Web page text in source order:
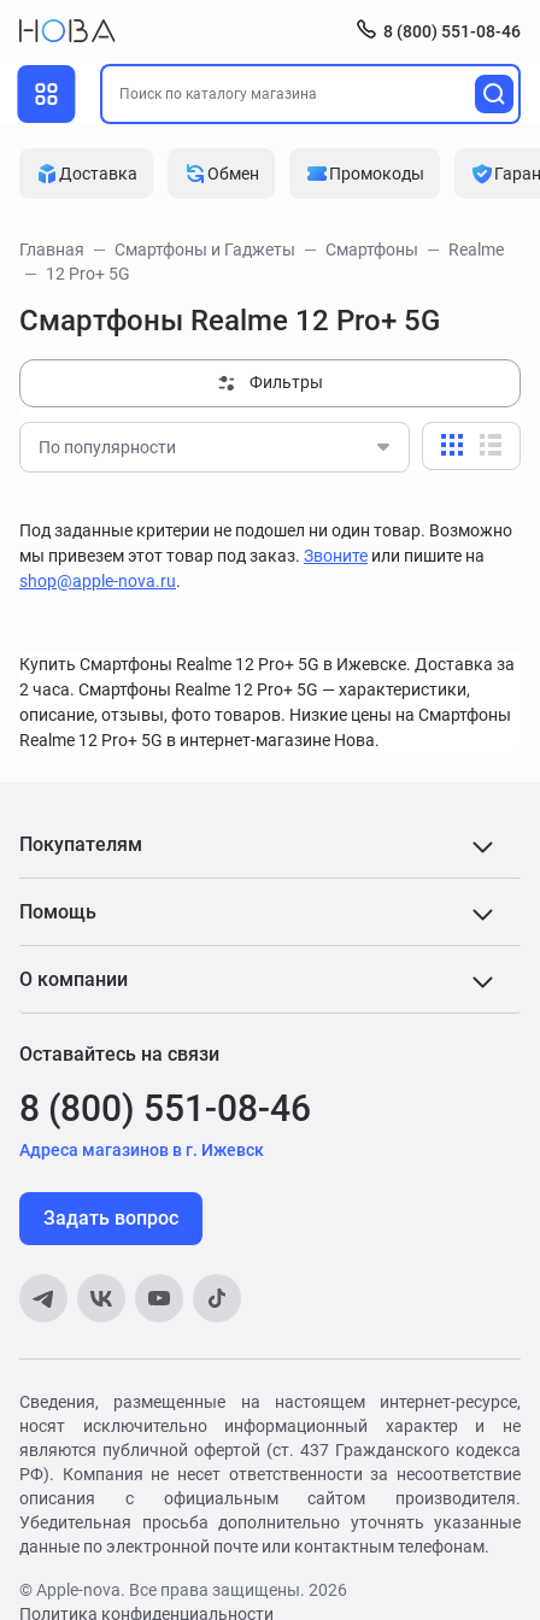
8 (800) 551-08-46
Доставка Обмен Промокоды
Главная Смартфоны и Гаджеты Смартфоны
Realme
12 Pro+ 5G
Смартфоны Realme 12 Pro+ 5G
Фильтры
По популярности
Под заданные критерии не подошел ни один товар. Возможно
мы привезем этот товар под заказ. Звоните или пишите на
shop@apple-nova.ru.
Купить Смартфоны Realme 12 Pro+ 5G в Ижевске. Доставка за
2 часа. Смартфоны Realme 12 Pro+ 5G — характеристики,
описание, отзывы, фото товаров. Низкие цены на Смартфоны
Realme 12 Pro+ 5G в интернет-магазине Нова.
Покупателям
Помощь
О компании
Оставайтесь на связи
8 (800) 551-08-46
Адреса магазинов в г. Ижевск
Задать вопрос
Сведения, размещенные на настоящем интернет-ресурсе,
носят исключительно информационный характер и не
являются публичной офертой (ст. 437 Гражданского кодекса
РФ). Компания не несет ответственности за несоответствие
описания с официальным сайтом производителя.
Убедительная просьба дополнительно уточнять указанные
данные по электронной почте или контактным телефонам.
© Apple-nova. Все права защищены. 2026
Политика конфиденциальности